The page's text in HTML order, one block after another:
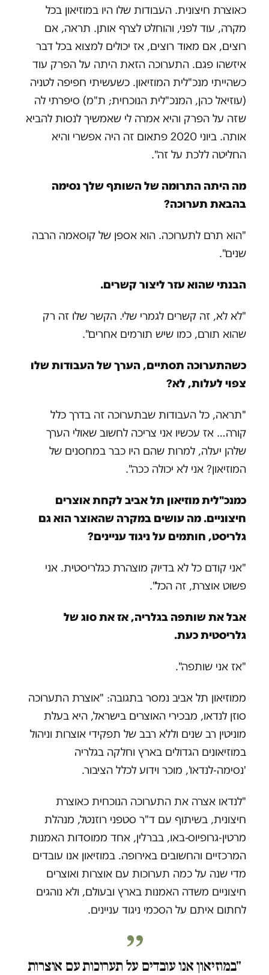
כאוצרת חיצונית. העבודות שלו היו במוזיאון בכל
מקרה, עוד לפני, והוחלט לצרף אותן. תראה, אם
רוצים, אם מאוד רוצים, אז יכולים למצוא בכל דבר
איזשהו פגם. התערוכה הזאת היתה על הפרק עוד
כשהייתי מנכ"לית המוזיאון. כשעשיתי חפיפה לטניה
(עוזיאל כהן, המנכ"לית הנוכחית; ת"מ) סיפרתי לה
שזה על הפרק והיא אמרה לי שאמשיך לנסות להביא
אותה. ביוני 2020 פתאום זה היה אפשרי והיא
החליטה ללכת על זה".
מה היתה התרומה של השותף שלך נסימה
בהבאת תערוכה?
"הוא תרם לתערוכה. הוא אספן של קוסאמה הרבה
שנים".
הבנתי שהוא עזר ליצור קשרים.
"לא לא, זה קשרים לגמרי שלי. הקשר שלו זה רק
שהוא תורם, כמו שיש תורמים אחרים".
כשהתערוכה תסתיים, הערך של העבודות שלו
צפוי לעלות, לא?
"תראה, כל העבודות שבתערוכה זה בדרך כלל
קורה… אז עכשיו אני צריכה לחשוב שאולי הערך
שלהן יעלה, למרות שהם היו כבר במחסנים של
המוזיאון? אני לא יכולה ככה".
כמנכ"לית מוזיאון תל אביב לקחת אוצרים
חיצוניים. מה עושים במקרה שהאוצר הוא גם
גלריסט, חותמים על ניגוד עניינים?
"אני קודם כל לא בדיוק מוצהרת כגלריסטית. אני
פשוט אוצרת, זה הכל".
אבל את שותפה בגלריה, אז את סוג של
גלריסטית כעת.
"אז אני שותפה".
ממוזיאון תל אביב נמסר בתגובה: "אוצרת התערוכה
סוזן לנדאו, מבכירי האוצרים בישראל, היא בעלת
מוניטין רב שנים וללא רבב של תפקידי אוצרות וניהול
במוזיאונים הגדולים בארץ וחלקה בגלריה
'נסימה-לנדאו', מוכר וידוע לכלל הציבור.
"לנדאו אצרה את התערוכה הנוכחית כאוצרת
חיצונית, בשיתוף עם ד"ר סטפני רוזנטל, מנהלת
מרטין-גרופיוס-באו, בברלין, אחד ממוסדות האמנות
המרכזיים והחשובים באירופה. במוזיאון אנו עובדים
מדי שנה על כמה תערוכות עם אוצרות ואוצרים
חיצוניים משדה האמנות בארץ ובעולם, ולא נוהגים
לחתום איתם על הסכמי ניגוד עניינים.
"במוזיאון אנו עובדים על תערוכות עם אוצרות